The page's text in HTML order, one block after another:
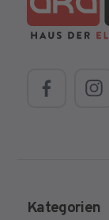
Kategorien